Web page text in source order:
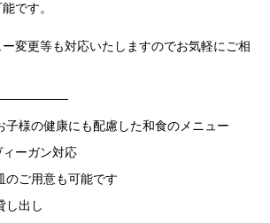
です。
変更等も対応いたしますのでお気軽にご相
子様の健康にも配慮した和食のメニュー
ィーガン対応
のご用意も可能です
し出し